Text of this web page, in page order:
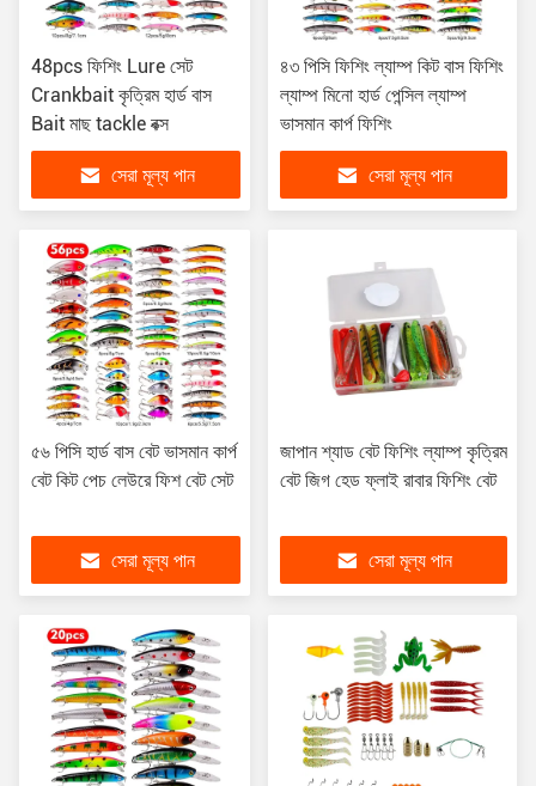
48pcs ফিশিং Lure সেট
Crankbait কৃত্রিম হার্ড বাস
Bait মাছ tackle বক্স
সেরা মূল্য পান
৪৩ পিসি ফিশিং ল্যাম্প কিট বাস ফিশিং
ল্যাম্প মিনো হার্ড পেন্সিল ল্যাম্প
ভাসমান কার্প ফিশিং
সেরা মূল্য পান
৫৬ পিসি হার্ড বাস বেট ভাসমান কার্প
বেট কিট পেচ লেউরে ফিশ বেট সেট
সেরা মূল্য পান
জাপান শ্যাড বেট ফিশিং ল্যাম্প কৃত্রিম
বেট জিগ হেড ফ্লাই রাবার ফিশিং বেট
সেরা মূল্য পান